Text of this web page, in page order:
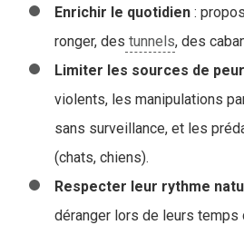
Enrichir le quotidien :
ronger, des tunnels, des
Limiter les sources de peur
violents, les manipulations
sans surveillance, et les
(chats, chiens).
Respecter leur rythme
déranger lors de leurs temps